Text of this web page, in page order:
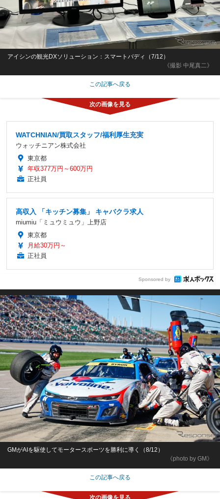
《撮影 中尾真二》
アイシンの観光DXソリューション：スマートバディ（7/12）
この記事へ戻る
WATCHNIAN/買取スタッフ/福利厚生充実
ウォッチニアン株式会社
東京都
年収377万円～600万円
正社員
高収入 「キッチン募集」 キャバクラ求人
miumiu「ミュウミュウ」上野店
東京都
月給30万円～
正社員
Sponsored by
《photo by GM》
GMがAIを駆使してモータースポーツを勝利に導く（8/12）
この記事へ戻る